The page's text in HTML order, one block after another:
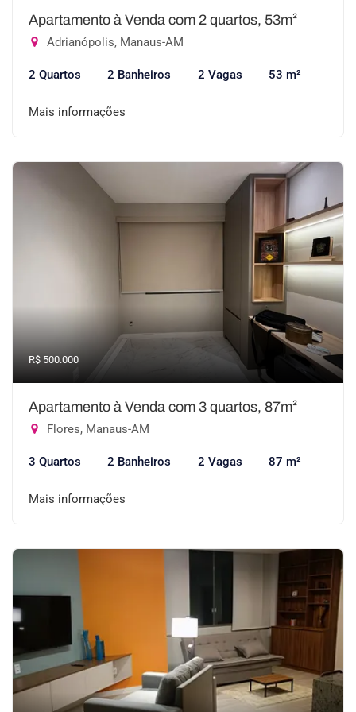
Apartamento à Venda com 2 quartos, 53m²
Adrianópolis, Manaus-AM
2 Quartos 2 Banheiros 2 Vagas 53 m²
Mais informações
R$ 500.000
Apartamento à Venda com 3 quartos, 87m²
Flores, Manaus-AM
3 Quartos 2 Banheiros 2 Vagas 87 m²
Mais informações